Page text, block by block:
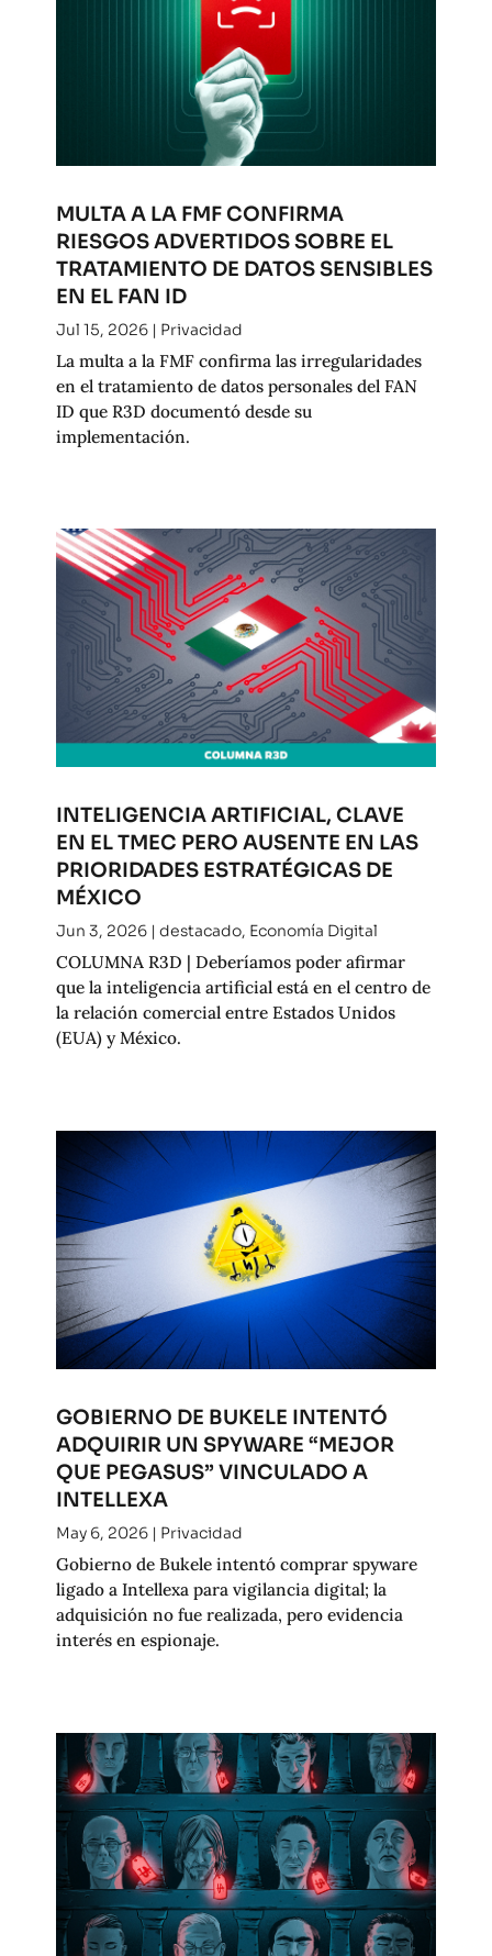
MULTA A LA FMF CONFIRMA
RIESGOS ADVERTIDOS SOBRE EL
TRATAMIENTO DE DATOS SENSIBLES
EN EL FAN ID
Jul 15, 2026| Privacidad
La multa a la FMF confirma las irregularidades
en el tratamiento de datos personales del FAN
ID que R3D documentó desde su
implementación.
INTELIGENCIA ARTIFICIAL, CLAVE
EN EL TMEC PERO AUSENTE EN LAS
PRIORIDADES ESTRATÉGICAS DE
MÉXICO
Jun 3, 2026| destacado, Economía Digital
COLUMNA R3D | Deberíamos poder afirmar
que la inteligencia artificial está en el centro de
la relación comercial entre Estados Unidos
(EUA) y México.
GOBIERNO DE BUKELE INTENTÓ
ADQUIRIR UN SPYWARE “MEJOR
QUE PEGASUS” VINCULADO A
INTELLEXA
May 6, 2026| Privacidad
Gobierno de Bukele intentó comprar spyware
ligado a Intellexa para vigilancia digital; la
adquisición no fue realizada, pero evidencia
interés en espionaje.